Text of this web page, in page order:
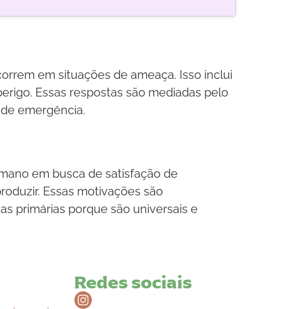
em situações de ameaça. Isso inclui
Essas respostas são mediadas pelo
emergência.
em busca de satisfação de
Essas motivações são
primárias porque são universais e
Redes sociais